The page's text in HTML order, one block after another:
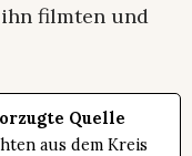
filmten und
Quelle
aus dem Kreis